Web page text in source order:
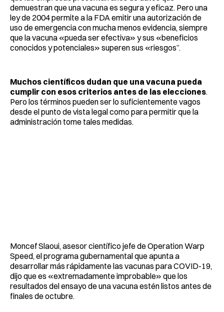
demuestran que una vacuna es segura y eficaz. Pero una
ley de 2004 permite a la FDA emitir una autorización de
uso de emergencia con mucha menos evidencia, siempre
que la vacuna «pueda ser efectiva» y sus «beneficios
conocidos y potenciales» superen sus «riesgos”.
Muchos científicos dudan que una vacuna pueda
cumplir con esos criterios antes de las elecciones.
Pero los términos pueden ser lo suficientemente vagos
desde el punto de vista legal como para permitir que la
administración tome tales medidas.
Moncef Slaoui, asesor científico jefe de Operation Warp
Speed, el programa gubernamental que apunta a
desarrollar más rápidamente las vacunas para COVID-19,
dijo que es «extremadamente improbable» que los
resultados del ensayo de una vacuna estén listos antes de
finales de octubre.